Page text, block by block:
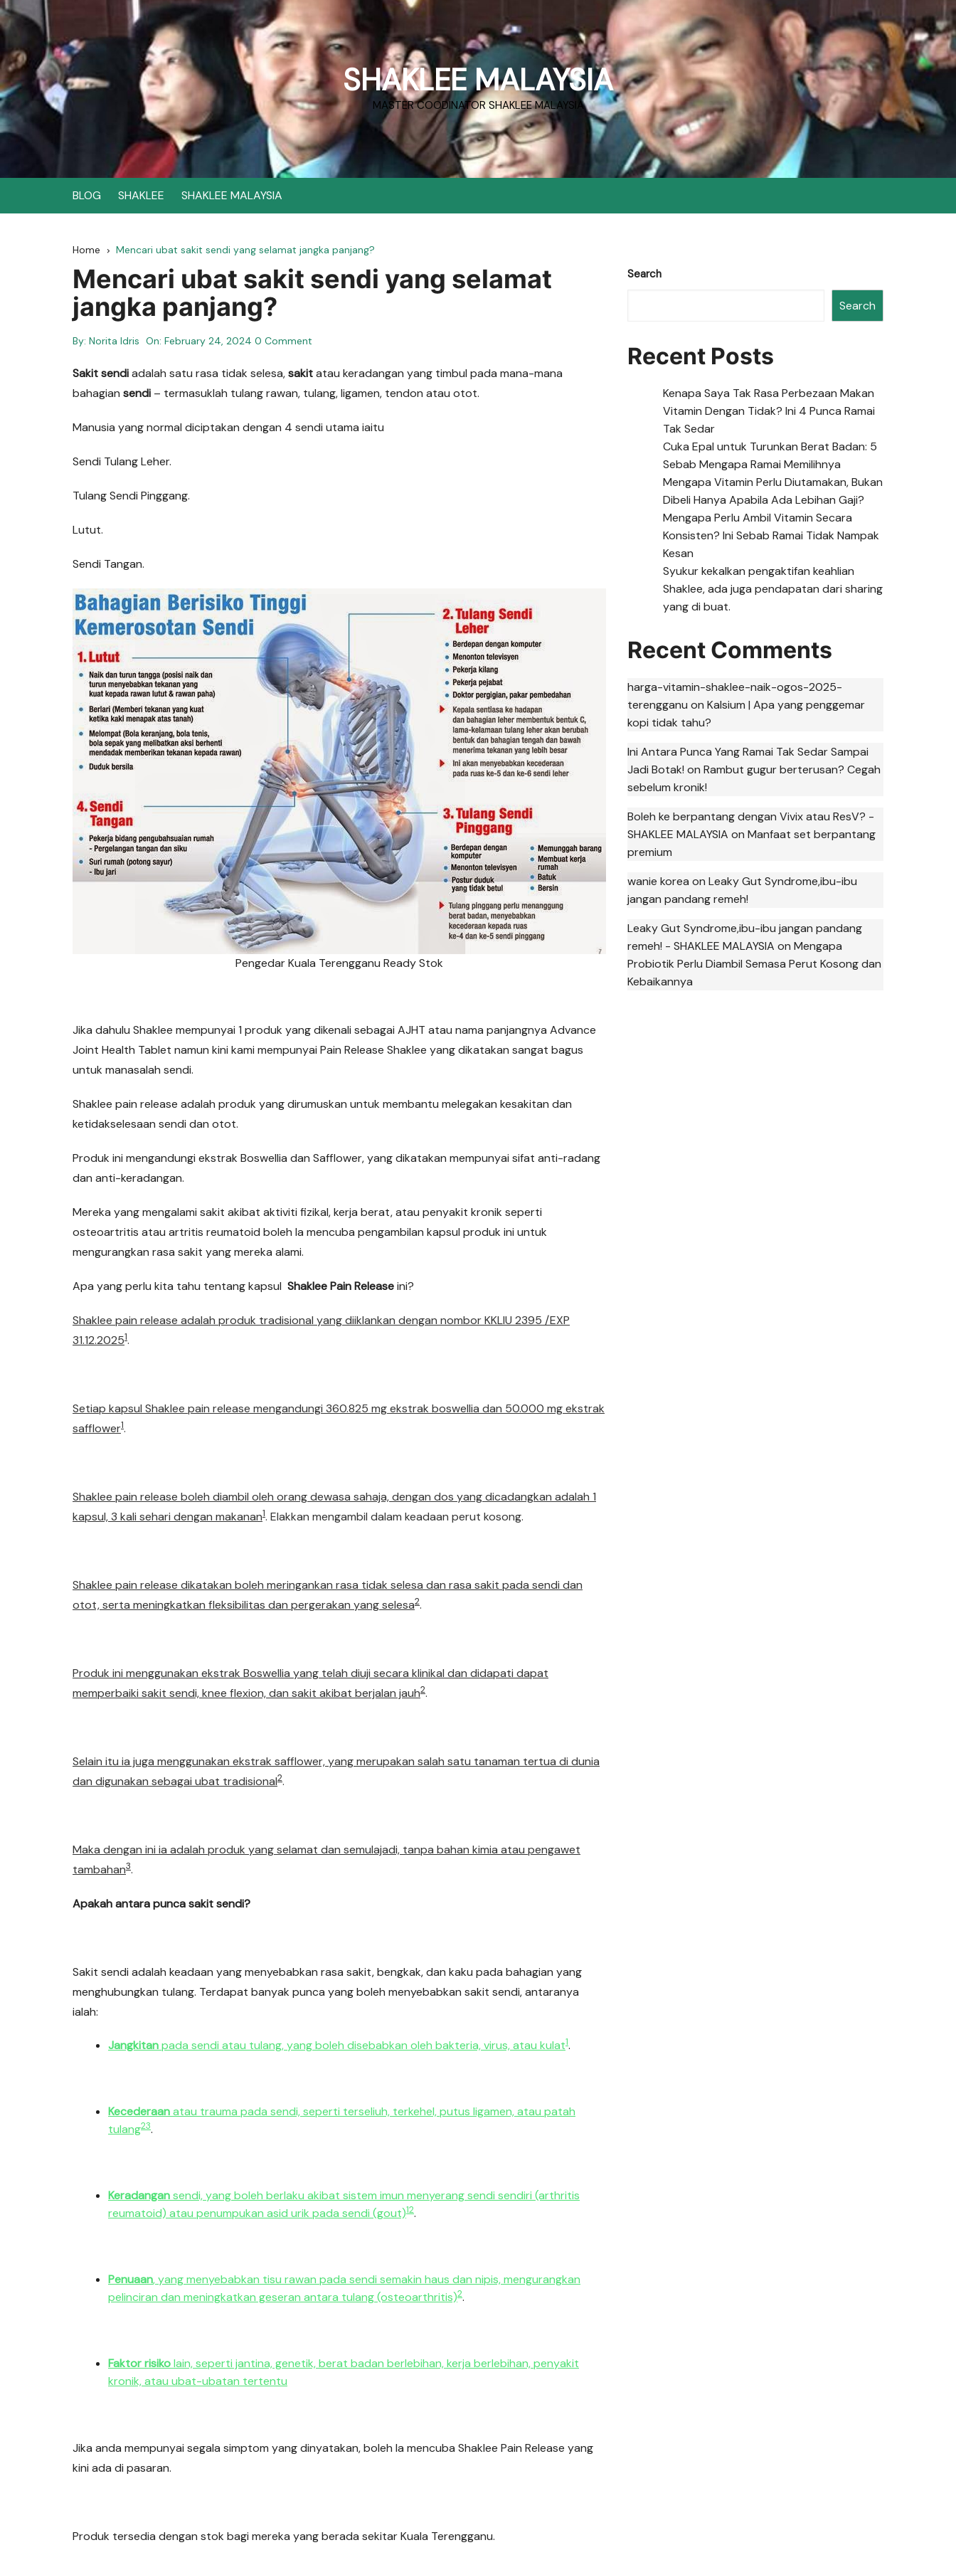
Skip
to
SHAKLEE MALAYSIA
MASTER COODINATOR SHAKLEE MALAYSIA
BLOG SHAKLEE SHAKLEE MALAYSIA
Home Mencari ubat sakit sendi yang selamat jangka panjang?
Mencari ubat sakit sendi yang selamat
jangka panjang?
By: Norita Idris On: February 24, 2024 0 Comment
Sakit sendiadalah satu rasa tidak selesa,sakitatau keradangan yang timbul pada mana-mana
bahagian sendi – termasuklah tulang rawan, tulang, ligamen, tendon atau otot.
Manusia yang normal diciptakan dengan 4 sendi utama iaitu
Sendi Tulang Leher.
Tulang Sendi Pinggang.
Lutut.
Sendi Tangan.
Pengedar Kuala Terengganu Ready Stok
Jika dahulu Shaklee mempunyai 1 produk yang dikenali sebagai AJHT atau nama panjangnya Advance
Joint Health Tablet namun kini kami mempunyai Pain Release Shaklee yang dikatakan sangat bagus
untuk manasalah sendi.
Shaklee pain release adalah produk yang dirumuskan untuk membantu melegakan kesakitan dan
ketidakselesaan sendi dan otot.
Produk ini mengandungi ekstrak Boswellia dan Safflower, yang dikatakan mempunyai sifat anti-radang
dan anti-keradangan.
Mereka yang mengalami sakit akibat aktiviti fizikal, kerja berat, atau penyakit kronik seperti
osteoartritis atau artritis reumatoid boleh la mencuba pengambilan kapsul produk ini untuk
mengurangkan rasa sakit yang mereka alami.
Apa yang perlu kita tahu tentang kapsul Shaklee Pain Releaseini?
Shaklee pain release adalah produk tradisional yang diiklankan dengan nombor KKLIU 2395 /EXP
31.12.20251.
Setiap kapsul Shaklee pain release mengandungi 360.825 mg ekstrak boswellia dan 50.000 mg ekstrak
safflower1.
Shaklee pain release boleh diambil oleh orang dewasa sahaja, dengan dos yang dicadangkan adalah 1
kapsul, 3 kali sehari dengan makanan1. Elakkan mengambil dalam keadaan perut kosong.
Shaklee pain release dikatakan boleh meringankan rasa tidak selesa dan rasa sakit pada sendi dan
otot, serta meningkatkan fleksibilitas dan pergerakan yang selesa2.
Produk ini menggunakan ekstrak Boswellia yang telah diuji secara klinikal dan didapati dapat
memperbaiki sakit sendi, knee flexion, dan sakit akibat berjalan jauh2.
Selain itu ia juga menggunakan ekstrak safflower, yang merupakan salah satu tanaman tertua di dunia
dan digunakan sebagai ubat tradisional2.
Maka dengan ini ia adalah produk yang selamat dan semulajadi, tanpa bahan kimia atau pengawet
tambahan3.
Apakah antara punca sakit sendi?
Sakit sendi adalah keadaan yang menyebabkan rasa sakit, bengkak, dan kaku pada bahagian yang
menghubungkan tulang. Terdapat banyak punca yang boleh menyebabkan sakit sendi, antaranya
ialah:
Jangkitanpada sendi atau tulang, yang boleh disebabkan oleh bakteria, virus, atau kulat1.
Kecederaanatau trauma pada sendi, seperti terseliuh, terkehel, putus ligamen, atau patah
tulang23.
Keradangansendi, yang boleh berlaku akibat sistem imun menyerang sendi sendiri (arthritis
reumatoid) atau penumpukan asid urik pada sendi (gout)12.
Penuaan, yang menyebabkan tisu rawan pada sendi semakin haus dan nipis, mengurangkan
pelinciran dan meningkatkan geseran antara tulang (osteoarthritis)2.
Faktor risikolain, seperti jantina, genetik, berat badan berlebihan, kerja berlebihan, penyakit
kronik, atau ubat-ubatan tertentu
Jika anda mempunyai segala simptom yang dinyatakan, boleh la mencuba Shaklee Pain Release yang
kini ada di pasaran.
Produk tersedia dengan stok bagi mereka yang berada sekitar Kuala Terengganu.
Search
Search
Recent Posts
Kenapa Saya Tak Rasa Perbezaan Makan
Vitamin Dengan Tidak? Ini 4 Punca Ramai
Tak Sedar
Cuka Epal untuk Turunkan Berat Badan: 5
Sebab Mengapa Ramai Memilihnya
Mengapa Vitamin Perlu Diutamakan, Bukan
Dibeli Hanya Apabila Ada Lebihan Gaji?
Mengapa Perlu Ambil Vitamin Secara
Konsisten? Ini Sebab Ramai Tidak Nampak
Kesan
Syukur kekalkan pengaktifan keahlian
Shaklee, ada juga pendapatan dari sharing
yang di buat.
Recent Comments
harga-vitamin-shaklee-naik-ogos-2025-
terengganu on Kalsium | Apa yang penggemar
kopi tidak tahu?
Ini Antara Punca Yang Ramai Tak Sedar Sampai
Jadi Botak! on Rambut gugur berterusan? Cegah
sebelum kronik!
Boleh ke berpantang dengan Vivix atau ResV? -
SHAKLEE MALAYSIA on Manfaat set berpantang
premium
wanie korea on Leaky Gut Syndrome,ibu-ibu
jangan pandang remeh!
Leaky Gut Syndrome,ibu-ibu jangan pandang
remeh! - SHAKLEE MALAYSIA on Mengapa
Probiotik Perlu Diambil Semasa Perut Kosong dan
Kebaikannya